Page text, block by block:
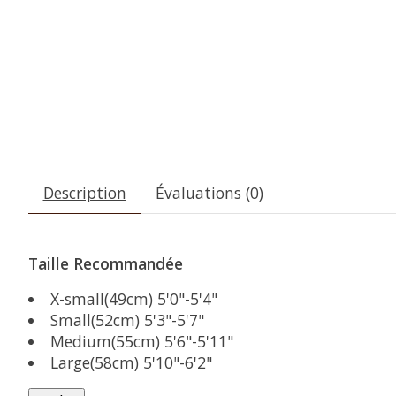
Description Évaluations (0)
Taille Recommandée
X-small(49cm) 5'0"-5'4"
Small(52cm) 5'3"-5'7"
Medium(55cm) 5'6"-5'11"
Large(58cm) 5'10"-6'2"